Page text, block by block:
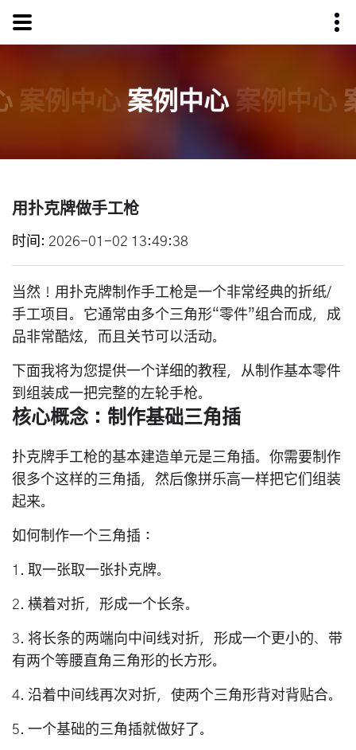
案例中心 案例中心 案例中心
用扑克牌做手工枪
时间 2026-01-02 13:49:38
当然！用扑克牌制作手工枪是一个非常经典的折纸/
手工项目。它通常由多个三角形“零件”组合而成，成
品非常酷炫，而且关节可以活动。
下面我将为您提供一个详细的教程，从制作基本零件
到组装成一把完整的左轮手枪。
核心概念：制作基础三角插
扑克牌手工枪的基本建造单元是三角插。你需要制作
很多个这样的三角插，然后像拼乐高一样把它们组装
起来。
如何制作一个三角插：
1. 取一张取一张扑克牌。
2. 横着对折，形成一个长条。
3. 将长条的两端向中间线对折，形成一个更小的、带
有两个等腰直角三角形的长方形。
4. 沿着中间线再次对折，使两个三角形背对背贴合。
5. 一个基础的三角插就做好了。